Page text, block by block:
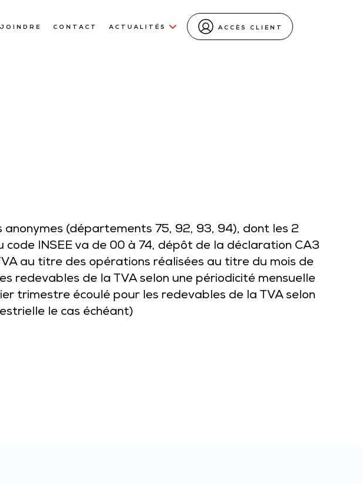
CONTACT ACTUALITÉS ACCÈS CLIENT
(départements 75, 92, 93, 94), dont les 2
code INSEE va de 00 à 74, dépôt de la déclaration CA3
au titre des opérations réalisées au titre du mois de
redevables de la TVA selon une périodicité mensuelle
trimestre écoulé pour les redevables de la TVA selon
le cas échéant)